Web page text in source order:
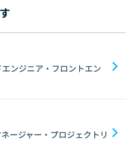
ンジニア・フロントエン
ージャー・プロジェクトリ